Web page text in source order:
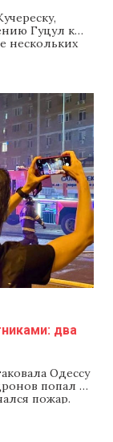
Гуцул к
нескольких
Об этом
атакой на
два
Одессу
попал в
пожар.
этаж.